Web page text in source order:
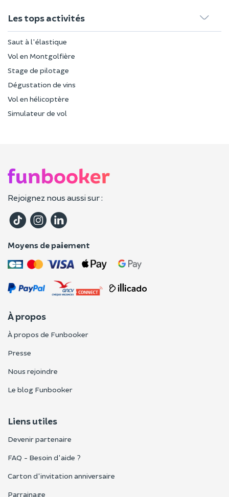
Les tops activités
Saut à l'élastique
Vol en Montgolfière
Stage de pilotage
Dégustation de vins
Vol en hélicoptère
Simulateur de vol
Rejoignez nous aussi sur :
Moyens de paiement
À propos
À propos de Funbooker
Presse
Nous rejoindre
Le blog Funbooker
Liens utiles
Devenir partenaire
FAQ - Besoin d'aide ?
Carton d'invitation anniversaire
Parrainage